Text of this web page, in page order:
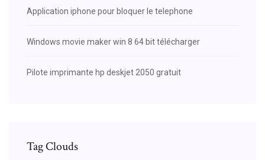
Application iphone pour bloquer le telephone
Windows movie maker win 8 64 bit télécharger
Pilote imprimante hp deskjet 2050 gratuit
Tag Clouds